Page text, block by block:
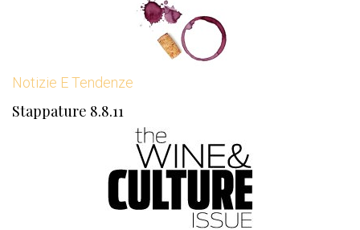
Notizie E Tendenze
Stappature 8.8.11